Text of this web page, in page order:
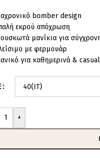
bomber design
εκρού απόχρωση
μανίκια για
με φερμουάρ
για καθημερινά &
+